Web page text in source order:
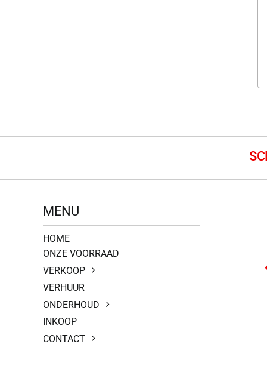
MENU
HOME
ONZE VOORRAAD
VERKOOP
VERHUUR
ONDERHOUD
INKOOP
CONTACT